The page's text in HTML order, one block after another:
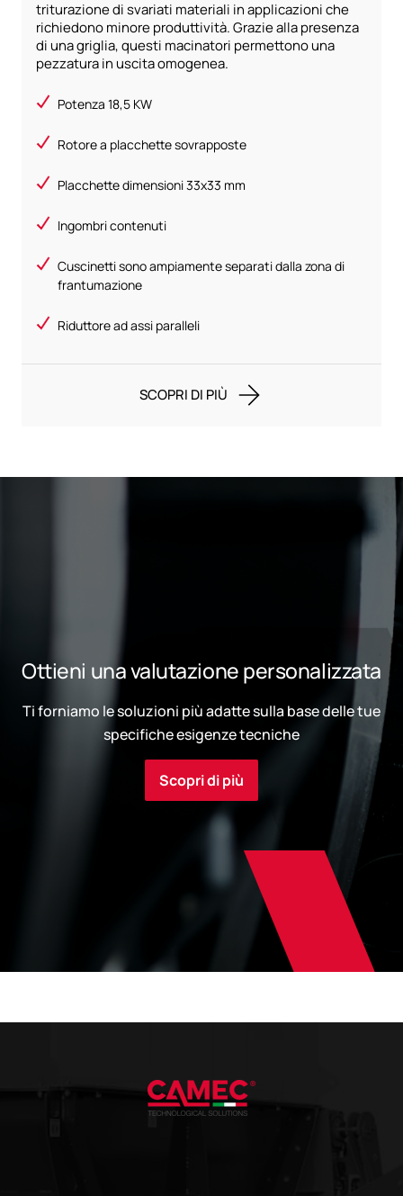
triturazione di svariati materiali in applicazioni che
richiedono minore produttività. Grazie alla presenza
di una griglia, questi macinatori permettono una
pezzatura in uscita omogenea.
Potenza 18,5 KW
Rotore a placchette sovrapposte
Placchette dimensioni 33x33 mm
Ingombri contenuti
Cuscinetti sono ampiamente separati dalla zona di
frantumazione
Riduttore ad assi paralleli
SCOPRI DI PIÙ
Ottieni una valutazione personalizzata
Ti forniamo le soluzioni più adatte sulla base delle tue
specifiche esigenze tecniche
Scopri di più